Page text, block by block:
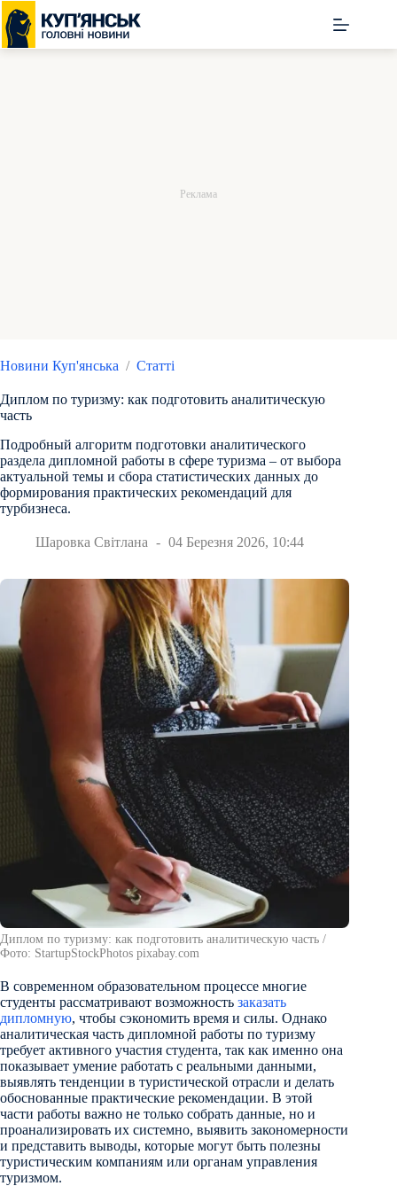
Перейти
до
вмісту
Новини Куп'янська / Статті
Диплом по туризму: как подготовить аналитическую
часть
Подробный алгоритм подготовки аналитического
раздела дипломной работы в сфере туризма – от выбора
актуальной темы и сбора статистических данных до
формирования практических рекомендаций для
турбизнеса.
Шаровка Світлана 04 Березня 2026, 10:44
Диплом по туризму: как подготовить аналитическую часть /
Фото: StartupStockPhotos pixabay.com
В современном образовательном процессе многие
студенты рассматривают возможность заказать
дипломную, чтобы сэкономить время и силы. Однако
аналитическая часть дипломной работы по туризму
требует активного участия студента, так как именно она
показывает умение работать с реальными данными,
выявлять тенденции в туристической отрасли и делать
обоснованные практические рекомендации. В этой
части работы важно не только собрать данные, но и
проанализировать их системно, выявить закономерности
и представить выводы, которые могут быть полезны
туристическим компаниям или органам управления
туризмом.